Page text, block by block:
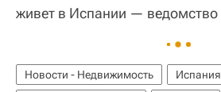
живет в Испании — ведомство
Новости - Недвижимость
Испания